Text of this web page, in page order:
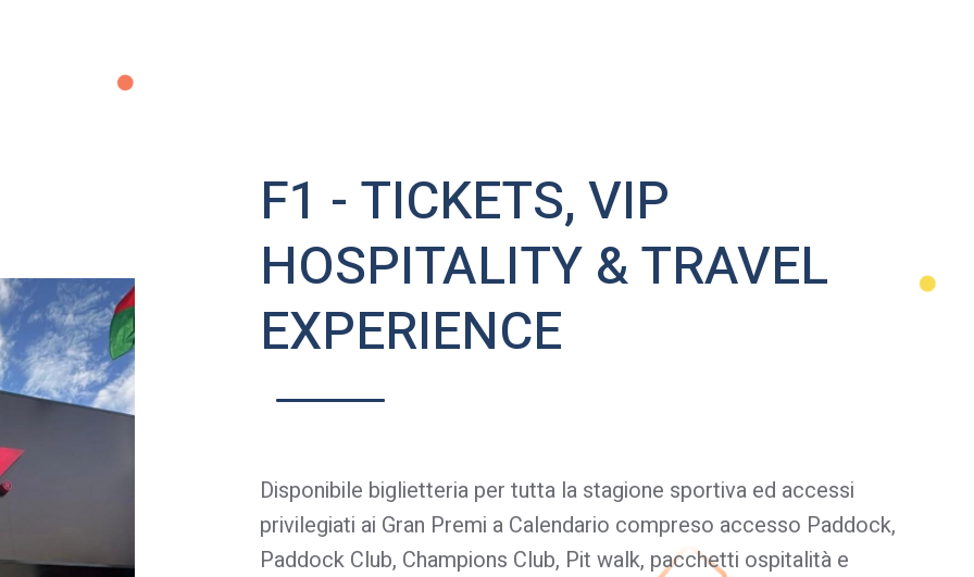
F1 - TICKETS, VIP
HOSPITALITY & TRAVEL
EXPERIENCE
Disponibile biglietteria per tutta la stagione sportiva ed accessi
privilegiati ai Gran Premi a Calendario compreso accesso Paddock,
Paddock Club, Champions Club, Pit walk, pacchetti ospitalità e